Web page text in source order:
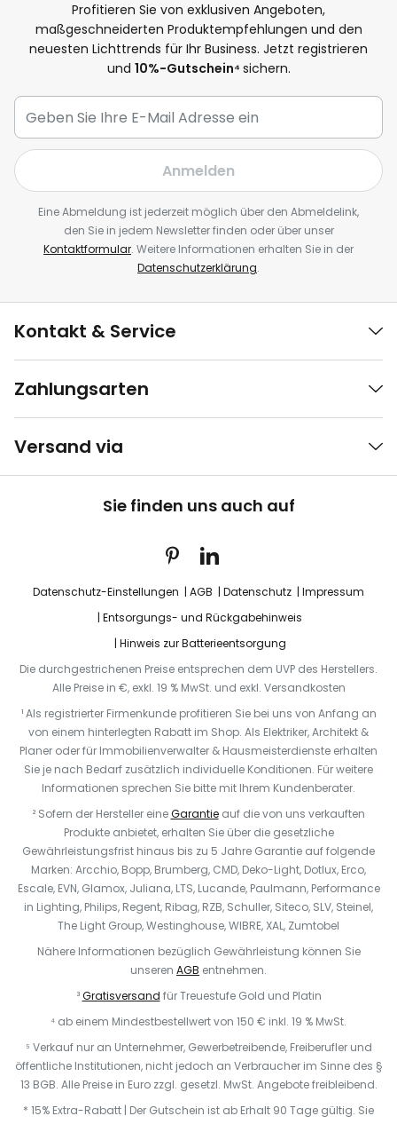
Profitieren Sie von exklusiven Angeboten,
maßgeschneiderten Produktempfehlungen und den
neuesten Lichttrends für Ihr Business. Jetzt registrieren
und 10%-Gutschein⁴ sichern.
Anmelden
Eine Abmeldung ist jederzeit möglich über den Abmeldelink,
den Sie in jedem Newsletter finden oder über unser
Kontaktformular. Weitere Informationen erhalten Sie in der
Datenschutzerklärung.
Kontakt & Service
Zahlungsarten
Versand via
Sie finden uns auch auf
Datenschutz-Einstellungen AGB Datenschutz
Impressum
Entsorgungs- und Rückgabehinweis
Hinweis zur Batterieentsorgung
Die durchgestrichenen Preise entsprechen dem UVP des Herstellers.
Alle Preise in €, exkl. 19 % MwSt. und exkl. Versandkosten
¹ Als registrierter Firmenkunde profitieren Sie bei uns von Anfang an
von einem hinterlegten Rabatt im Shop. Als Elektriker, Architekt &
Planer oder für Immobilienverwalter & Hausmeisterdienste erhalten
Sie je nach Bedarf zusätzlich individuelle Konditionen. Für weitere
Informationen sprechen Sie bitte mit Ihrem Kundenberater.
² Sofern der Hersteller eineGarantieauf die von uns verkauften
Produkte anbietet, erhalten Sie über die gesetzliche
Gewährleistungsfrist hinaus bis zu 5 Jahre Garantie auf folgende
Marken: Arcchio, Bopp, Brumberg, CMD, Deko-Light, Dotlux, Erco,
Escale, EVN, Glamox, Juliana, LTS, Lucande, Paulmann, Performance
in Lighting, Philips, Regent, Ribag, RZB, Schuller, Siteco, SLV, Steinel,
The Light Group, Westinghouse, WIBRE, XAL, Zumtobel
Nähere Informationen bezüglich Gewährleistung können Sie
unseren AGB entnehmen.
³Gratisversand für Treuestufe Gold und Platin
⁴ ab einem Mindestbestellwert von 150 € inkl. 19 % MwSt.
⁵ Verkauf nur an Unternehmer, Gewerbetreibende, Freiberufler und
öffentliche Institutionen, nicht jedoch an Verbraucher im Sinne des §
13 BGB. Alle Preise in Euro zzgl. gesetzl. MwSt. Angebote freibleibend.
* 15% Extra-Rabatt | Der Gutschein ist ab Erhalt 90 Tage gültig. Sie